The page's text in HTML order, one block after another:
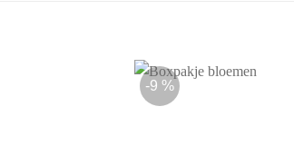
-9 %